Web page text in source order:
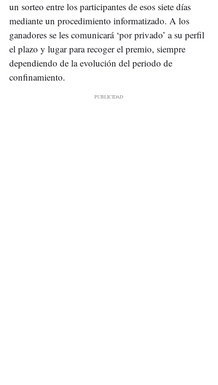
un sorteo entre los participantes de esos siete días
mediante un procedimiento informatizado. A los
ganadores se les comunicará ‘por privado’ a su perfil
el plazo y lugar para recoger el premio, siempre
dependiendo de la evolución del periodo de
confinamiento.